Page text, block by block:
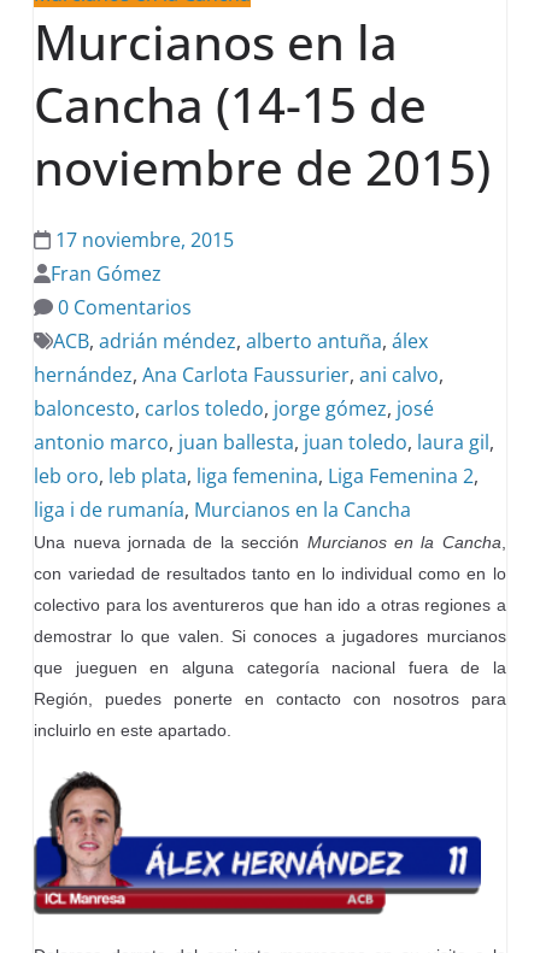
Murcianos en la
Cancha (14-15 de
noviembre de 2015)
17 noviembre, 2015
Fran Gómez
0 Comentarios
ACB,adrián méndez,alberto antuña,álex
hernández,Ana Carlota Faussurier,ani calvo,
baloncesto, carlos toledo, jorge gómez, josé
antonio marco, juan ballesta, juan toledo, laura gil,
leb oro, leb plata, liga femenina, Liga Femenina 2,
liga i de rumanía, Murcianos en la Cancha
Una nueva jornada de la sección Murcianos en la Cancha
con variedad de resultados tanto en lo individual como en lo
colectivo para los aventureros que han ido a otras regiones a
demostrar lo que valen. Si conoces a jugadores murcianos
que jueguen en alguna categoría nacional fuera de la
Región, puedes ponerte en contacto con nosotros para
incluirlo en este apartado.